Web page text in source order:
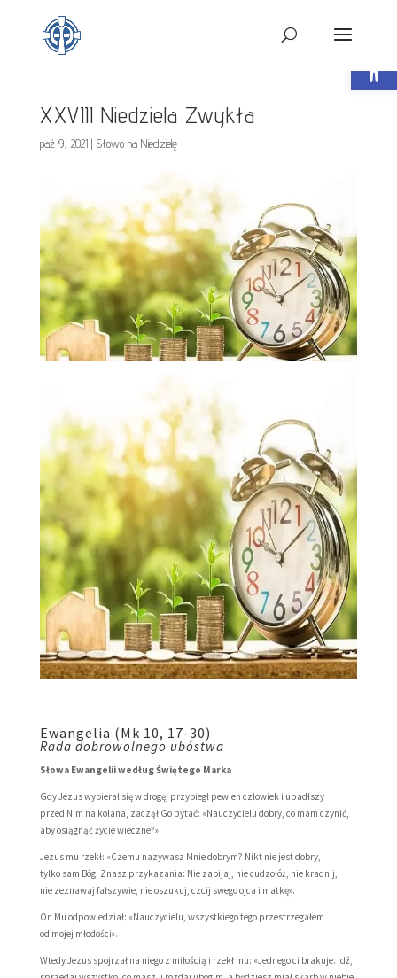
XXVIII Niedziela Zwykła
paź 9, 2021| Słowo na Niedzielę
Ewangelia (Mk 10, 17-30)
Rada dobrowolnego ubóstwa
Słowa Ewangelii według Świętego Marka
Gdy Jezus wybierał się w drogę, przybiegł pewien człowiek i upadłszy
przed Nim na kolana, zaczął Go pytać: «Nauczycielu dobry, co mam czynić,
aby osiągnąć życie wieczne?»
Jezus mu rzekł: «Czemu nazywasz Mnie dobrym? Nikt nie jest dobry,
tylko sam Bóg. Znasz przykazania: Nie zabijaj, nie cudzołóż, nie kradnij,
nie zeznawaj fałszywie, nie oszukuj, czcij swego ojca i matkę».
On Mu odpowiedział: «Nauczycielu, wszystkiego tego przestrzegałem
od mojej młodości».
Wtedy Jezus spojrzał na niego z miłością i rzekł mu: «Jednego ci brakuje. Idź,